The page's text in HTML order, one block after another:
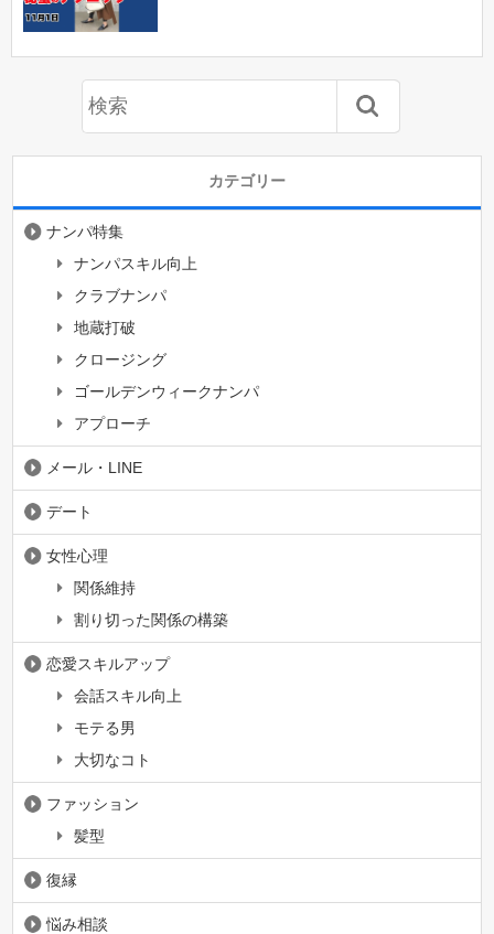
カテゴリー
ナンパ特集
ナンパスキル向上
クラブナンパ
地蔵打破
クロージング
ゴールデンウィークナンパ
アプローチ
メール・LINE
デート
女性心理
関係維持
割り切った関係の構築
恋愛スキルアップ
会話スキル向上
モテる男
大切なコト
ファッション
髪型
復縁
悩み相談